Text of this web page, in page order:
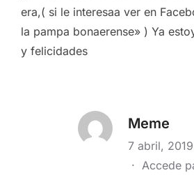
era,( si le interesaa ver en
la pampa bonaerense» ) Ya
y felicidades
Meme
7 abril,
· Accede